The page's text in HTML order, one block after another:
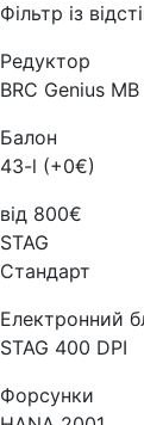
Фільтр із
Редуктор
BRC Genius
Балон
43-l (+0€)
від 800€
STAG
Стандарт
Електронний
STAG 400 DPI
Форсунки